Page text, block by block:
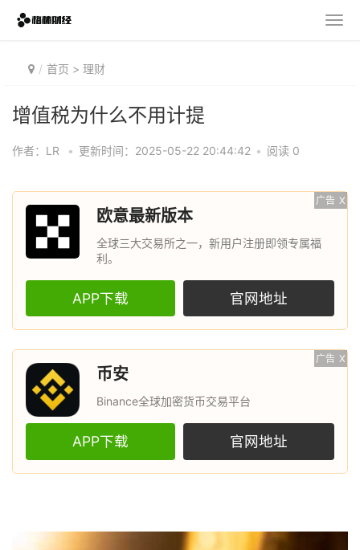
首页 > 理财
增值税为什么不用计提
作者：LR • 更新时间：2025-05-22 20:44:42 • 阅读 0
广告 X
欧意最新版本
全球三大交易所之一，新用户注册即领专属福
利。
APP下载 官网地址
广告 X
币安
Binance全球加密货币交易平台
APP下载 官网地址